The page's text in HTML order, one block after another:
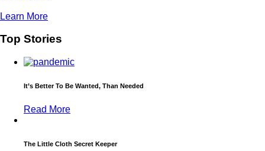
Learn More
Top Stories
It’s Better To Be Wanted, Than Needed
Read More
The Little Cloth Secret Keeper